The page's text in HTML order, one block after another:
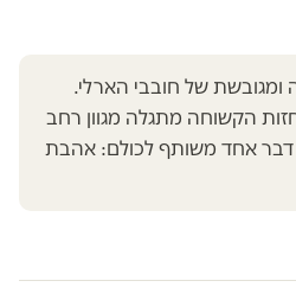
ומגובשת של חובבי הארלי.
הקשוחה מתגלה מגוון רחב
דבר אחד משותף לכולם: אהבת